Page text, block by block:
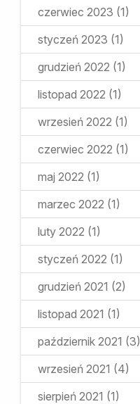
czerwiec 2023 (1)
styczeń 2023 (1)
grudzień 2022 (1)
listopad 2022 (1)
wrzesień 2022 (1)
czerwiec 2022 (1)
maj 2022 (1)
marzec 2022 (1)
luty 2022 (1)
styczeń 2022 (1)
grudzień 2021 (2)
listopad 2021 (1)
październik 2021 (3)
wrzesień 2021 (4)
sierpień 2021 (1)